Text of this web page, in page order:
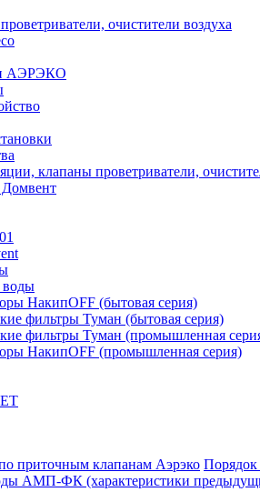
очистители воздуха
АЭРЭКО
клапаны проветриватели,
Домвент
воды
НакипOFF (бытовая серия)
фильтры Туман (бытовая серия)
фильтры Туман (промышленная
НакипOFF (промышленная серия)
приточным клапанам Аэрэко Порядок
АМП-ФК (характеристики